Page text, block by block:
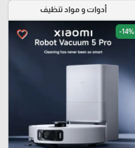
أدوات و مواد تنظيف
favorite_border -14%